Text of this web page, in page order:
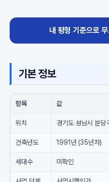
내 평형 기준으로
기본 정보
항목 값
위치 경기도 성남시 분당
건축년도 1991년 (35년차)
세대수 미확인